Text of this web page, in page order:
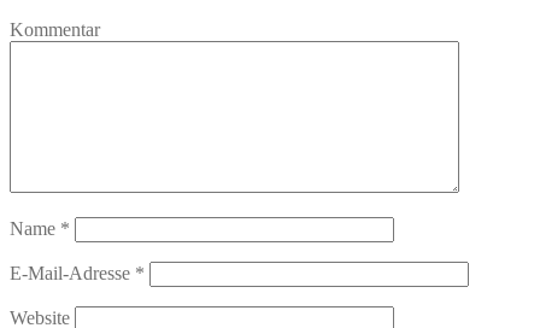
Kommentar
Name *
E-Mail-Adresse *
Website